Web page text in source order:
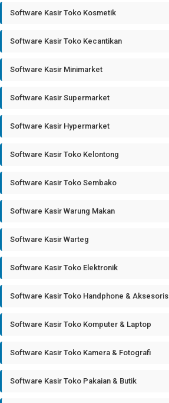
Software Kasir Toko Kosmetik
Software Kasir Toko Kecantikan
Software Kasir Minimarket
Software Kasir Supermarket
Software Kasir Hypermarket
Software Kasir Toko Kelontong
Software Kasir Toko Sembako
Software Kasir Warung Makan
Software Kasir Warteg
Software Kasir Toko Elektronik
Software Kasir Toko Handphone & Aksesoris
Software Kasir Toko Komputer & Laptop
Software Kasir Toko Kamera & Fotografi
Software Kasir Toko Pakaian & Butik